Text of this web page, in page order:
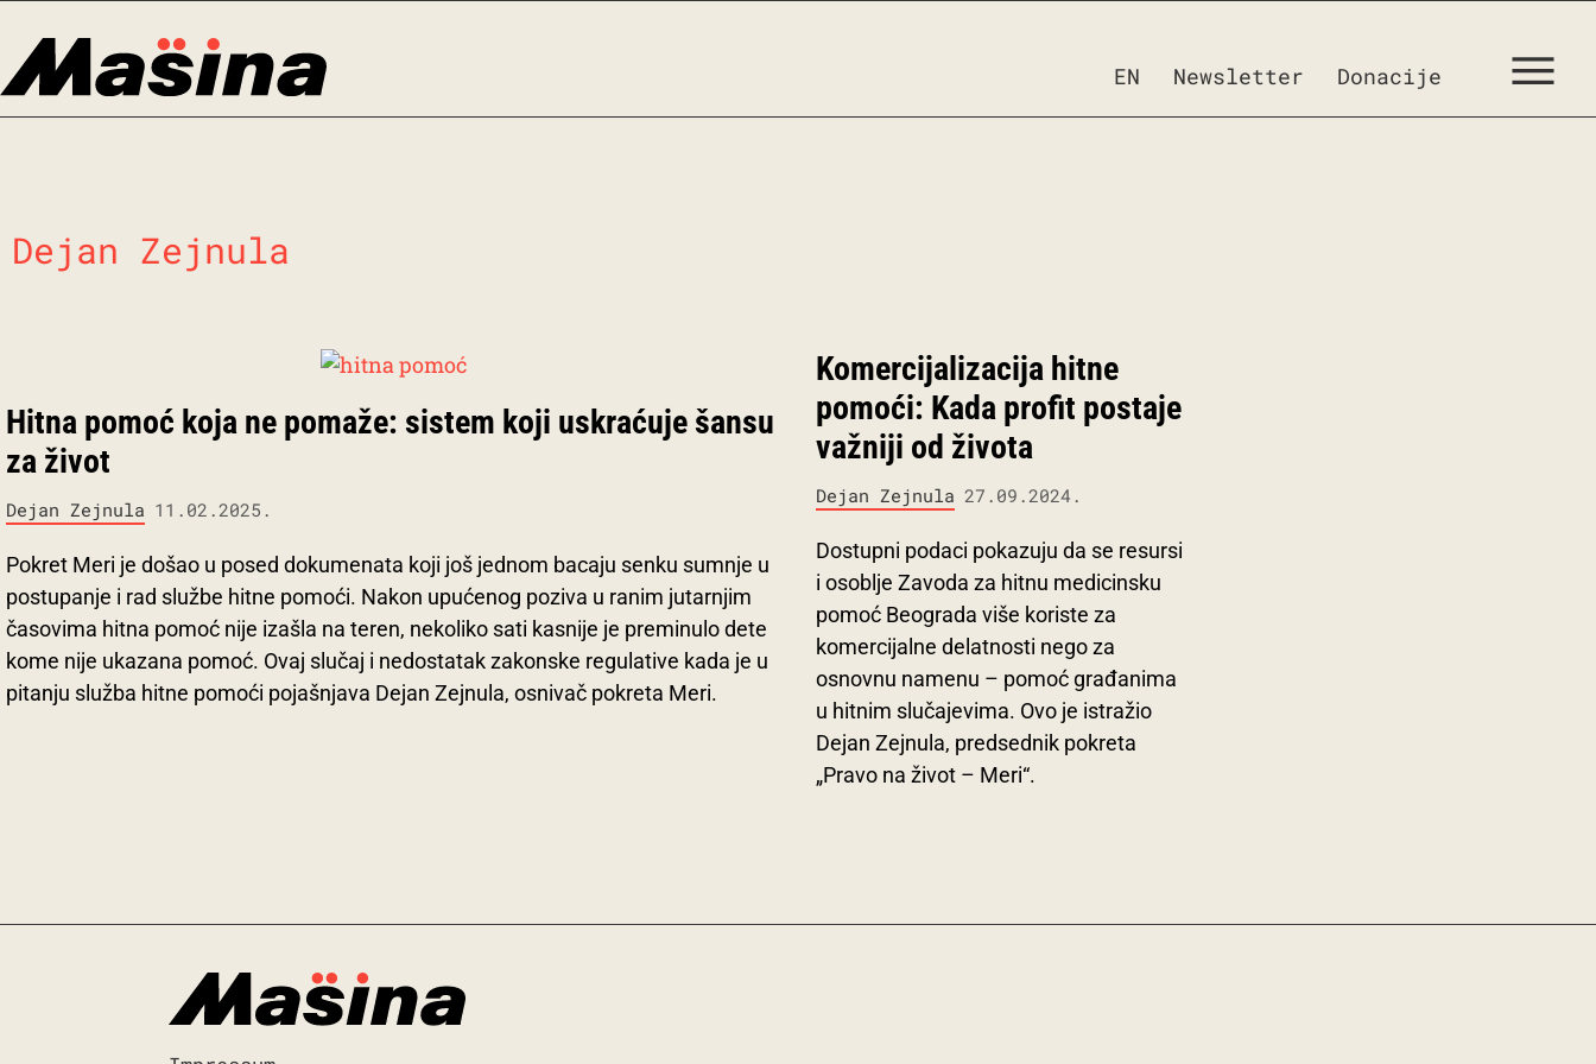
content
EN Newsletter Donacije
Dejan Zejnula
Hitna pomoć koja ne pomaže: sistem koji uskraćuje šansu
za život
Dejan Zejnula 11.02.2025.
Pokret Meri je došao u posed dokumenata koji još jednom bacaju senku sumnje u
postupanje i rad službe hitne pomoći. Nakon upućenog poziva u ranim jutarnjim
časovima hitna pomoć nije izašla na teren, nekoliko sati kasnije je preminulo dete
kome nije ukazana pomoć. Ovaj slučaj i nedostatak zakonske regulative kada je u
pitanju služba hitne pomoći pojašnjava Dejan Zejnula, osnivač pokreta Meri.
Komercijalizacija hitne
pomoći: Kada profit postaje
važniji od života
Dejan Zejnula 27.09.2024.
Dostupni podaci pokazuju da se resursi
i osoblje Zavoda za hitnu medicinsku
pomoć Beograda više koriste za
komercijalne delatnosti nego za
osnovnu namenu – pomoć građanima
u hitnim slučajevima. Ovo je istražio
Dejan Zejnula, predsednik pokreta
„Pravo na život – Meri“.